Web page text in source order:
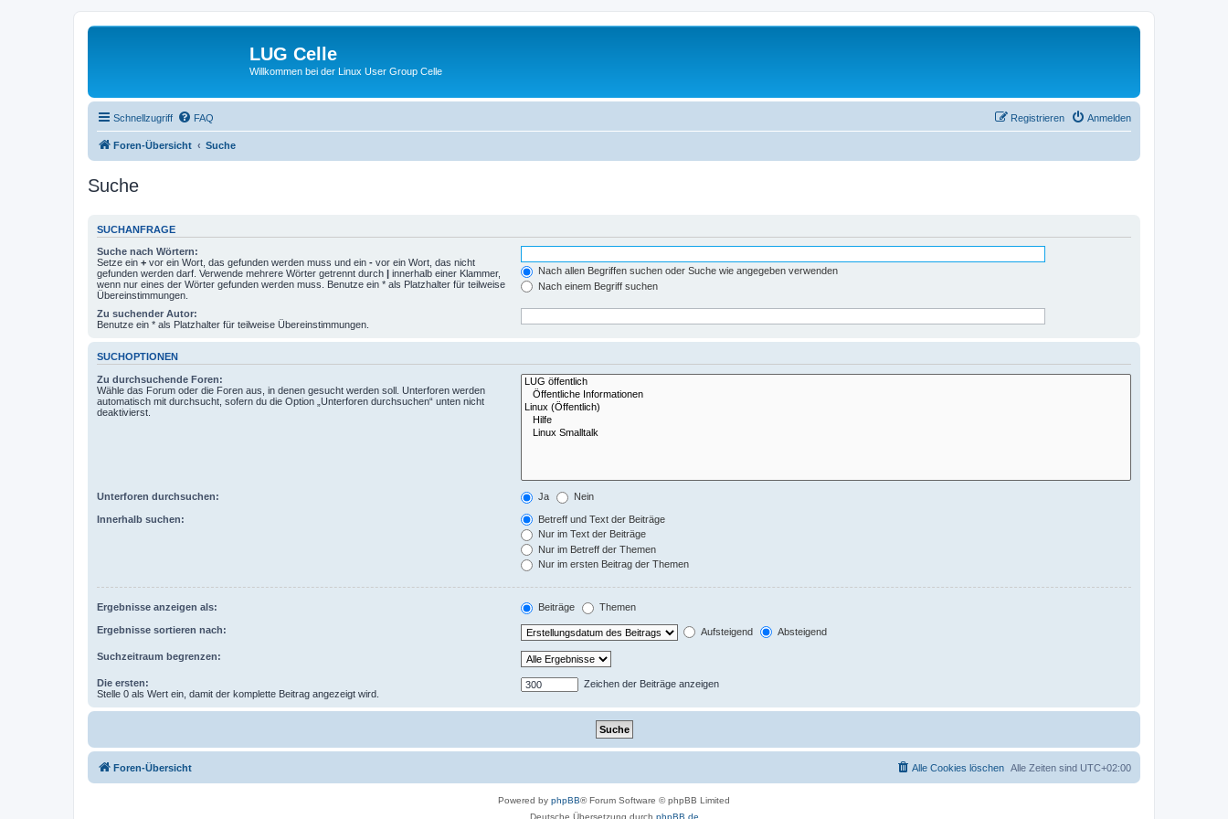
LUG Celle
Willkommen bei der Linux User Group Celle
Schnellzugriff FAQ Anmelden
Registrieren
Foren-Übersicht Suche
Suche
SUCHANFRAGE
Suche nach Wörtern:
Setze ein + vor ein Wort, das gefunden werden muss und ein - vor ein Wort, das nicht
gefunden werden darf. Verwende mehrere Wörter getrennt durch | innerhalb einer Klammer,
wenn nur eines der Wörter gefunden werden muss. Benutze ein * als Platzhalter für teilweise
Übereinstimmungen.
Nach allen Begriffen suchen oder Suche wie angegeben verwenden
Nach einem Begriff suchen
Zu suchender Autor:
Benutze ein * als Platzhalter für teilweise Übereinstimmungen.
SUCHOPTIONEN
Zu durchsuchende Foren:
Wähle das Forum oder die Foren aus, in denen gesucht werden soll. Unterforen werden
automatisch mit durchsucht, sofern du die Option „Unterforen durchsuchen“ unten nicht
deaktivierst.
Unterforen durchsuchen: Ja Nein
Innerhalb suchen:
Betreff und Text der Beiträge
Nur im Text der Beiträge
Nur im Betreff der Themen
Nur im ersten Beitrag der Themen
Ergebnisse anzeigen als: Beiträge Themen
Ergebnisse sortieren nach: Aufsteigend Absteigend
Suchzeitraum begrenzen:
Die ersten:
Stelle 0 als Wert ein, damit der komplette Beitrag angezeigt wird.
Zeichen der Beiträge anzeigen
Foren-Übersicht Alle Zeiten sind UTC+02:00
Alle Cookies löschen
Powered by phpBB® Forum Software © phpBB Limited
Deutsche Übersetzung durch phpBB.de